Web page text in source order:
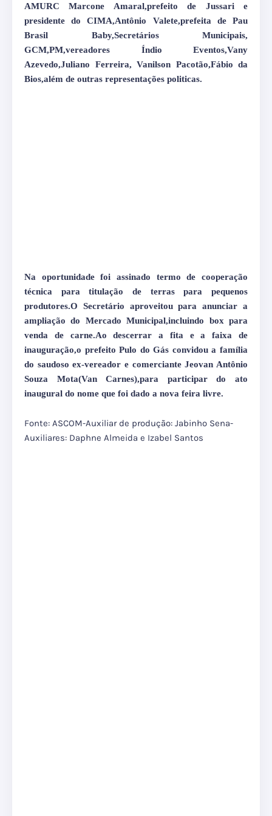
AMURC Marcone Amaral,prefeito de Jussari e
presidente do CIMA,Antônio Valete,prefeita de Pau
Brasil Baby,Secretários Municipais,
GCM,PM,vereadores Índio Eventos,Vany
Azevedo,Juliano Ferreira, Vanilson Pacotão,Fábio da
Bios,além de outras representações politicas.
Na oportunidade foi assinado termo de cooperação
técnica para titulação de terras para pequenos
produtores.O Secretário aproveitou para anunciar a
ampliação do Mercado Municipal,incluindo box para
venda de carne.Ao descerrar a fita e a faixa de
inauguração,o prefeito Pulo do Gás convidou a família
do saudoso ex-vereador e comerciante Jeovan Antônio
Souza Mota(Van Carnes),para participar do ato
inaugural do nome que foi dado a nova feira livre.
Fonte: ASCOM-Auxiliar de produção: Jabinho Sena-
Auxiliares: Daphne Almeida e Izabel Santos